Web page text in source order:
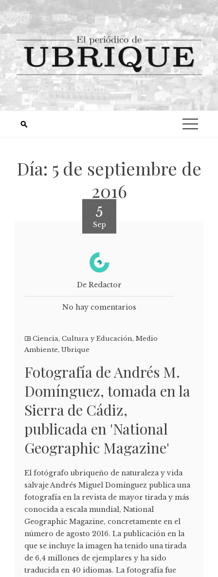
Día: 5 de septiembre de
2016
5
Sep
De Redactor
No hay comentarios
Ciencia, Cultura y Educación, Medio
Ambiente, Ubrique
Fotografía de Andrés M.
Domínguez, tomada en la
Sierra de Cádiz,
publicada en 'National
Geographic Magazine'
El fotógrafo ubriqueño de naturaleza y vida
salvaje Andrés Miguel Domínguez publica una
fotografía en la revista de mayor tirada y más
conocida a escala mundial, National
Geographic Magazine, concretamente en el
número de agosto 2016. La publicación en la
que se incluye la imagen ha tenido una tirada
de 6,4 millones de ejemplares y ha sido
traducida en 40 idiomas. La fotografía fue